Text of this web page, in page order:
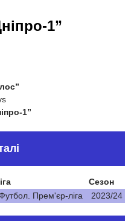
1”
1”
Сезон
Прем'єр-ліга 2023/24